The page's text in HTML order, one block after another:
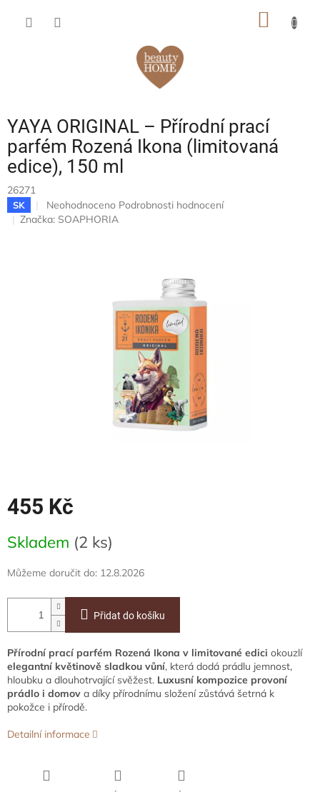
YAYA ORIGINAL – Přírodní prací
parfém Rozená Ikona (limitovaná
edice), 150 ml
26271
SK
Průměrné
hodnocení
Neohodnoceno Podrobnosti hodnocení
Značka: SOAPHORIA
455 Kč
cena:
Skladem (2 ks)
Můžeme doručit do: 12.8.2026
Přidat do košíku
Přírodní prací parfém Rozená Ikona v limitované edici okouzlí
elegantní květinově sladkou vůní, která dodá prádlu jemnost,
hloubku a dlouhotrvající svěžest. Luxusní kompozice provoní
prádlo i domov a díky přírodnímu složení zůstává šetrná k
pokožce i přírodě.
Detailní informace